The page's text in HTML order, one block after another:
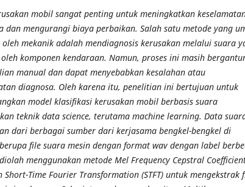
mobil sangat penting untuk meningkatkan
dan mengurangi biaya perbaikan. Salah satu metode yang
mekanik adalah mendiagnosis kerusakan melalui suara
komponen kendaraan. Namun, proses ini masih
manual dan dapat menyebabkan kesalahan atau
diagnosa. Oleh karena itu, penelitian ini bertujuan untuk
model klasifikasi kerusakan mobil berbasis suara
teknik data science, terutama machine learning. Data
dari berbagai sumber dari kerjasama bengkel-bengkel di
file suara mesin dengan format wav dengan label
menggunakan metode Mel Frequency Cepstral
Short-Time Fourier Transformation (STFT) untuk mengekstrak